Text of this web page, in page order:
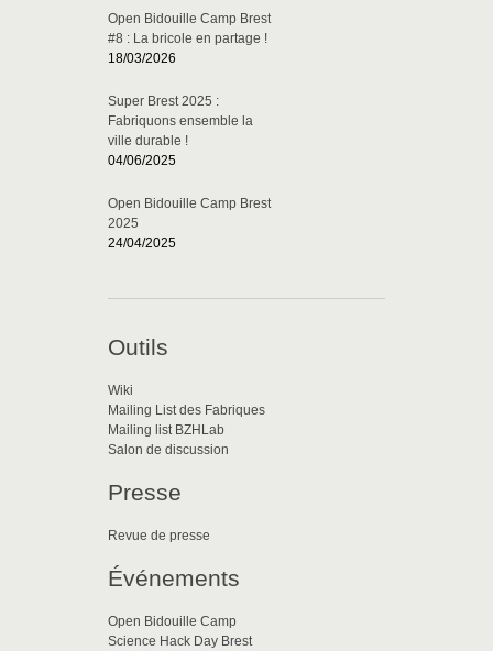
Open Bidouille Camp Brest
#8 : La bricole en partage !
18/03/2026
Super Brest 2025 :
Fabriquons ensemble la
ville durable !
04/06/2025
Open Bidouille Camp Brest
2025
24/04/2025
Outils
Wiki
Mailing List des Fabriques
Mailing list BZHLab
Salon de discussion
Presse
Revue de presse
Événements
Open Bidouille Camp
Science Hack Day Brest